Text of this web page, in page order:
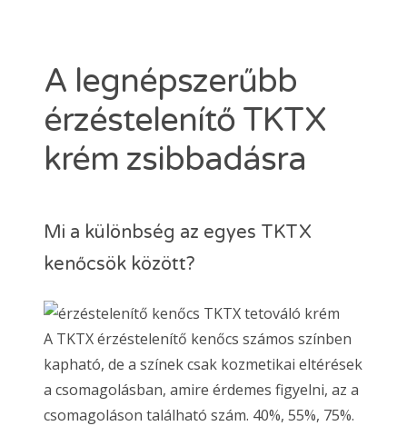
Dermacain 50g
Kosár
ÜZLETI
for:
A legnépszerűbb
érzéstelenítő TKTX
krém zsibbadásra
Mi a különbség az egyes TKTX
kenőcsök között?
A TKTX érzéstelenítő kenőcs számos színben
kapható, de a színek csak kozmetikai eltérések
a csomagolásban, amire érdemes figyelni, az a
csomagoláson található szám. 40%, 55%, 75%.
VÁLASSZON A TKTX KENŐCSÖK KÖZÜL